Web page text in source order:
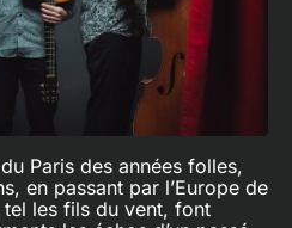
Paris des années folles,
en passant par l’Europe de
tel les fils du vent, font